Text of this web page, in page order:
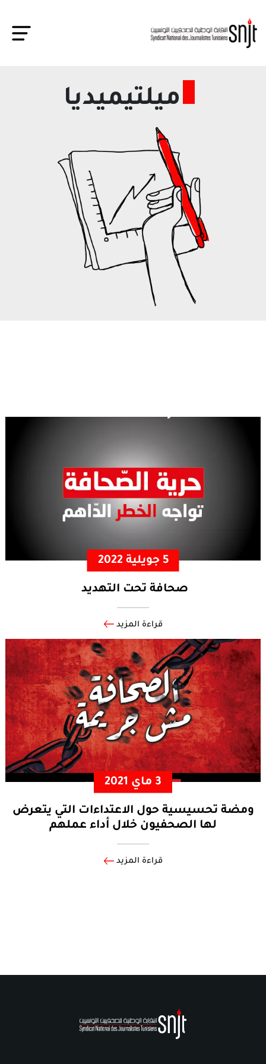
ميلتيميديا
5 جويلية 2022
صحافة تحت التهديد
قراءة المزيد
3 ماي 2021
ومضة تحسيسية حول الاعتداءات التي يتعرض
لها الصحفيون خلال أداء عملهم
قراءة المزيد